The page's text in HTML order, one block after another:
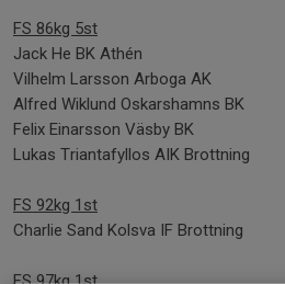
FS 86kg 5st
Jack He BK Athén
Vilhelm Larsson Arboga AK
Alfred Wiklund Oskarshamns BK
Felix Einarsson Väsby BK
Lukas Triantafyllos AIK Brottning
FS 92kg 1st
Charlie Sand Kolsva IF Brottning